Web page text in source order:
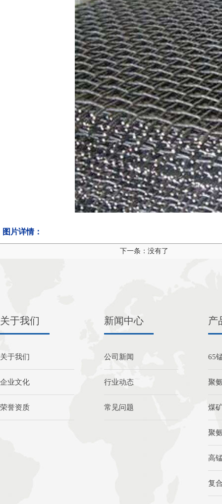
图片详情：
下一条：没有了
关于我们
关于我们
企业文化
荣誉资质
新闻中心
公司新闻
行业动态
常见问题
产
65
聚
煤
聚
高
复